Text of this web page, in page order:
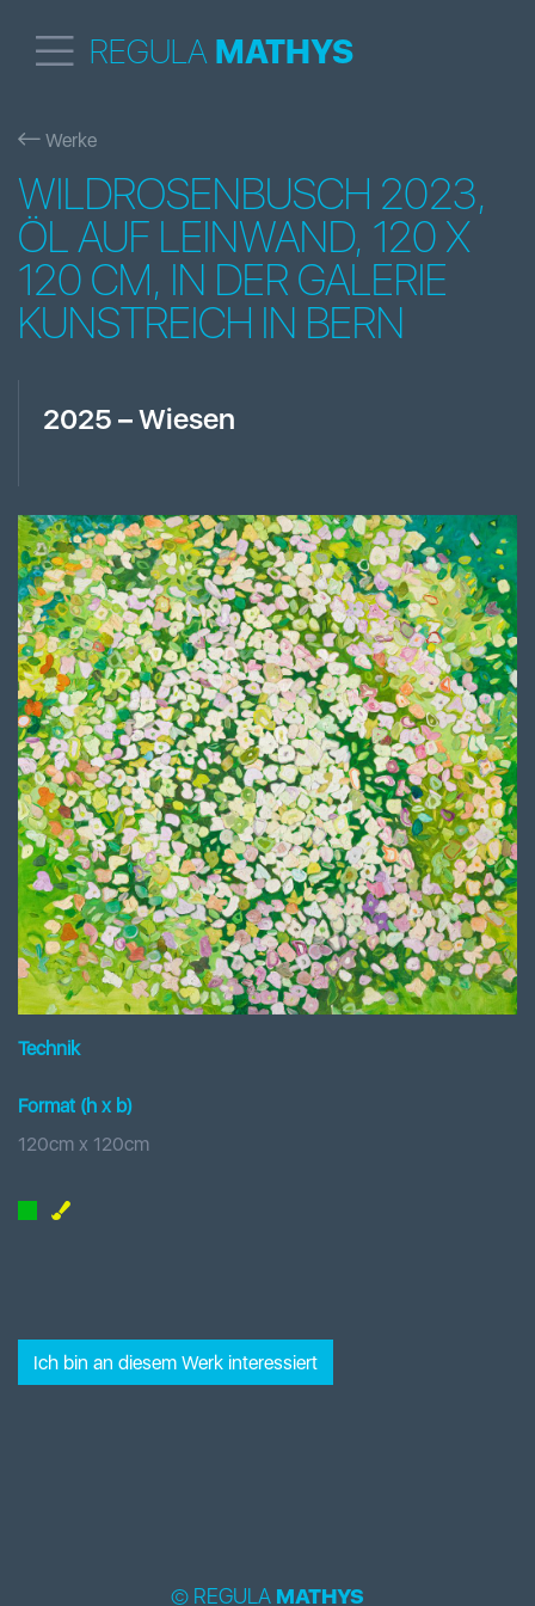
REGULA MATHYS
Werke
WILDROSENBUSCH 2023,
ÖL AUF LEINWAND, 120 X
120 CM, IN DER GALERIE
KUNSTREICH IN BERN
2025 –Wiesen
Technik
Format (h x b)
120cm x 120cm
Ich bin an diesem Werk interessiert
© REGULA MATHYS